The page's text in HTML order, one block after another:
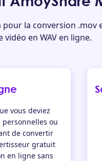
la conversion .mov
en WAV en ligne.
vous deviez
ou
de convertir
gratuit
en ligne sans